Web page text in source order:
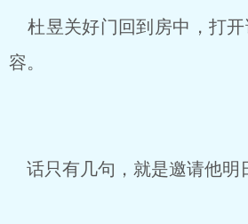
杜昱关好门回到房中，打开
容。
话只有几句，就是邀请他明